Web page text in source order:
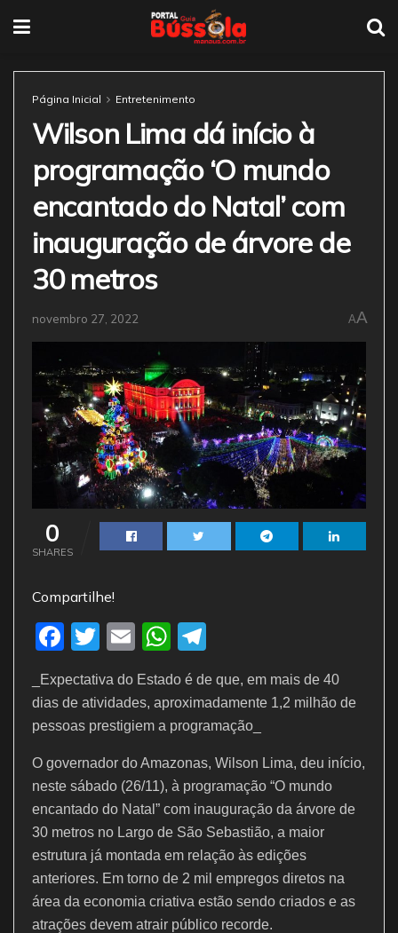
Página Inicial Entretenimento
Wilson Lima dá início à
programação ‘O mundo
encantado do Natal’ com
inauguração de árvore de
30 metros
novembro 27, 2022 AA
0
SHARES
Compartilhe!
F
c
e
o
o
k
T
w
itt
er
E
m
ai
l
W
h
at
s
p
p
e
gr
a
m
_Expectativa do Estado é de que, em mais de 40
dias de atividades, aproximadamente 1,2 milhão de
pessoas prestigiem a programação_
O governador do Amazonas, Wilson Lima, deu início,
neste sábado (26/11), à programação “O mundo
encantado do Natal” com inauguração da árvore de
30 metros no Largo de São Sebastião, a maior
estrutura já montada em relação às edições
anteriores. Em torno de 2 mil empregos diretos na
área da economia criativa estão sendo criados e as
atrações devem atrair público recorde.